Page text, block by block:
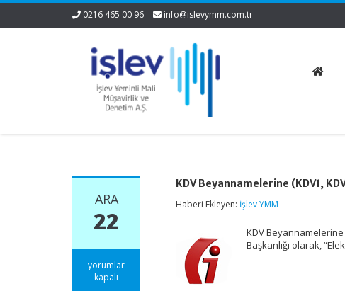
0216 465 00 96 info@islevymm.com.tr
ARA
22
KDV
Beyannamelerine
yorumlar
kapalı
KDV Beyannamelerine (KDV1,
Haberi Ekleyen: İşlev YMM
KDV Beyannamelerine
Başkanlığı olarak,